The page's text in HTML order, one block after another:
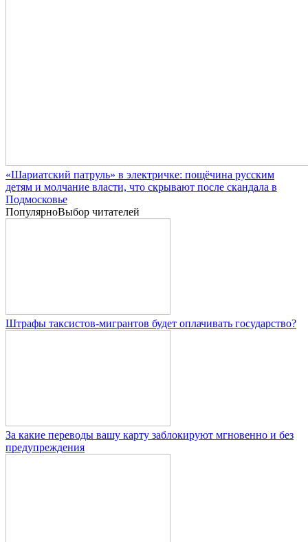
«Шариатский патруль» в электричке: пощёчина русским
детям и молчание власти, что скрывают после скандала в
Подмосковье
ПопулярноВыбор читателей
Штрафы таксистов-мигрантов будет оплачивать государство?
За какие переводы вашу карту заблокируют мгновенно и без
предупреждения